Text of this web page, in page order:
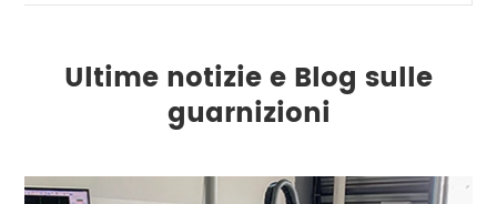
Ultime notizie e Blog sulle
guarnizioni